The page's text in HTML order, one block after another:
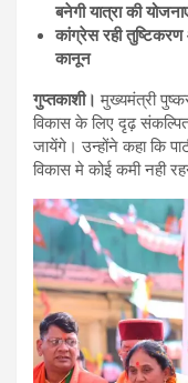
बनेगी यात्रा की
कांग्रेस रही
कानून
गुप्तकाशी। मुख्यमंत्री
विकास के लिए दृढ़
जायेंगे। उन्होंने कहा कि
विकास मे कोई कमी नही